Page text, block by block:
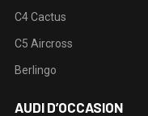
C4 Cactus
C5 Aircross
Berlingo
AUDI D’OCCASION